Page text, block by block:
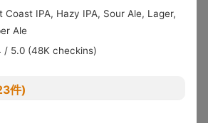
Company
ーイング
リカ ・ 設立 2011年
Coast IPA, Hazy IPA, Sour Ale, Lager,
Ale
/ 5.0 (48K checkins)
件)